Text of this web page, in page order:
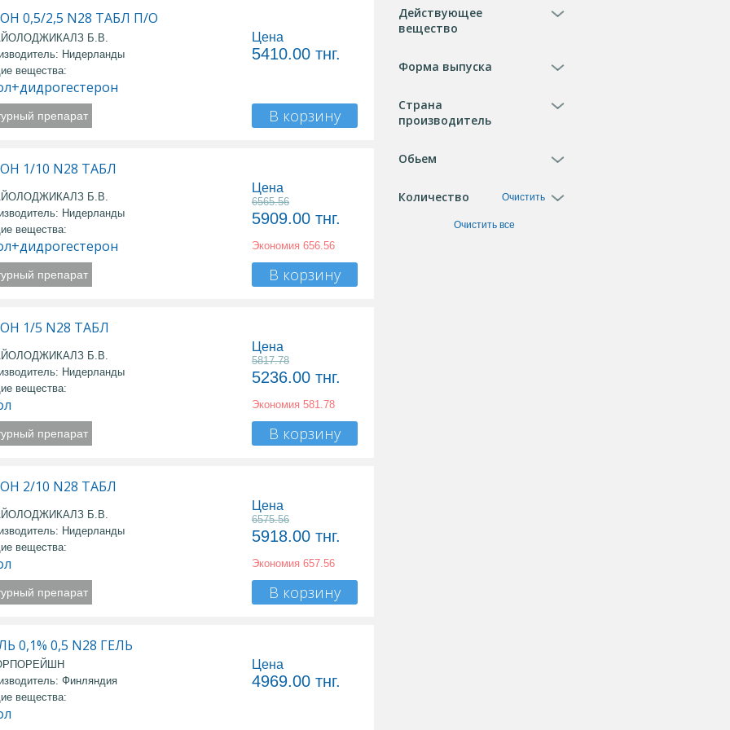
0,5/2,5 N28 ТАБЛ П/О
Б.В.
Нидерланды
вещества:
препарат
Цена
5410.00 тнг.
В корзину
1/10 N28 ТАБЛ
Б.В.
Нидерланды
вещества:
препарат
Цена
6565.56
5909.00 тнг.
Экономия 656.56
В корзину
1/5 N28 ТАБЛ
Б.В.
Нидерланды
вещества:
препарат
Цена
5817.78
5236.00 тнг.
Экономия 581.78
В корзину
2/10 N28 ТАБЛ
Б.В.
Нидерланды
вещества:
препарат
Цена
6575.56
5918.00 тнг.
Экономия 657.56
В корзину
0,1% 0,5 N28 ГЕЛЬ
Финляндия
вещества:
Цена
4969.00 тнг.
Действующее
вещество
Форма выпуска
Страна
производитель
Обьем
Очистить
Количество
Очистить все